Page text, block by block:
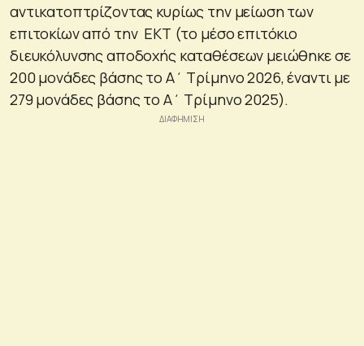
αντικατοπτρίζοντας κυρίως την μείωση των
επιτοκίων από την ΕΚΤ (το μέσο επιτόκιο
διευκόλυνσης αποδοχής καταθέσεων μειώθηκε σε
200 μονάδες βάσης το Α΄ Τρίμηνο 2026, έναντι με
279 μονάδες βάσης το Α΄ Τρίμηνο 2025).